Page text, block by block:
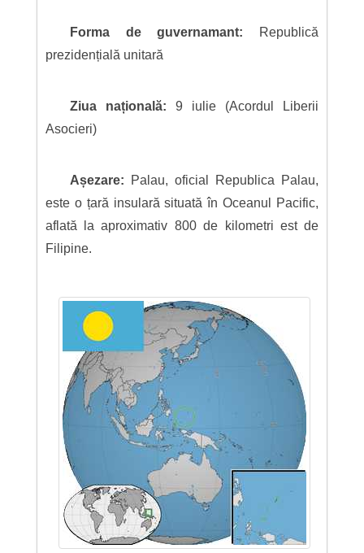
Forma de guvernamant:
Republică
prezidențială unitară
Ziua națională: 9 iulie (Acordul Liberii
Asocieri)
Așezare:
Palau, oficial Republica Palau,
este o țară insulară situată în Oceanul Pacific,
aflată la aproximativ 800 de kilometri est de
Filipine.